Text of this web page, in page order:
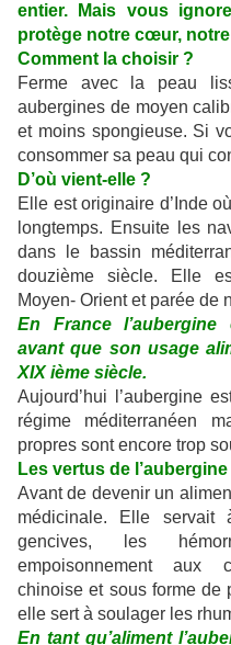
entier. Mais vous
protège notre cœur,
Comment la choisir ?
Ferme avec la peau
aubergines de moyen
et moins spongieuse. Si
consommer sa peau qui
D’où vient-elle ?
Elle est originaire d’Inde
longtemps. Ensuite les
dans le bassin
douzième siècle. Elle
Moyen- Orient et parée de
En France
avant que son usage
XIX ième siècle.
Aujourd’hui l’aubergine
régime méditerranéen
propres sont encore trop
Les vertus de l’aubergine
Avant de devenir un
médicinale. Elle servait
gencives, les
empoisonnement aux
chinoise et sous forme de
elle sert à soulager les
En tant qu’aliment